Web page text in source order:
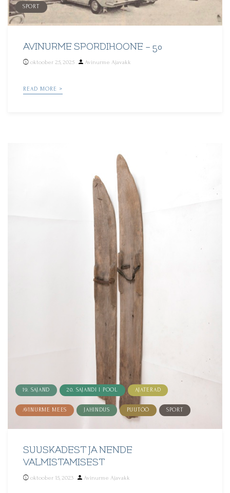
SPORT
AVINURME SPORDIHOONE – 50
oktoober 25, 2025
Posted
Avinurme Ajavakk
READ MORE >
19. SAJAND 20. SAJANDI I POOL AJATERAD
AVINURME MEES JAHINDUS PUUTÖÖ SPORT
SUUSKADEST JA NENDE
VALMISTAMISEST
oktoober 15, 2023
Posted
Avinurme Ajavakk